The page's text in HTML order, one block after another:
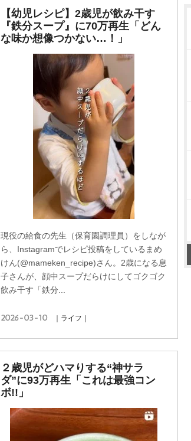
【幼児レシピ】2歳児が飲み干す
『鉄分スープ』に70万再生「どん
な味か想像つかない…！」
現役の給食の先生（保育園調理員）をしなが
ら、Instagramでレシピ投稿をしているまめ
けん(@mameken_recipe)さん。2歳になる息
子さんが、顔中スープだらけにしてゴクゴク
飲み干す「鉄分...
2026-03-10 ｜ライフ｜
２歳児がどハマりする“神サラ
ダ”に93万再生「これは最強コン
ボ!!」